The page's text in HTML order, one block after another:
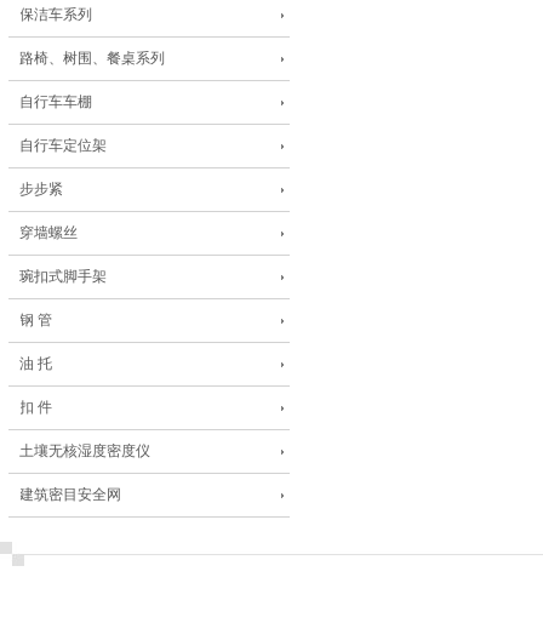
保洁车系列
路椅、树围、餐桌系列
自行车车棚
自行车定位架
步步紧
穿墙螺丝
琬扣式脚手架
钢 管
油 托
扣 件
土壤无核湿度密度仪
建筑密目安全网